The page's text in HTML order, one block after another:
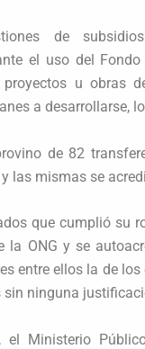
de
el uso del
u obras
a desarrollarse,
de 82
las mismas se
que cumplió su
la ONG y se
entre ellos la de
sin ninguna
el Ministerio